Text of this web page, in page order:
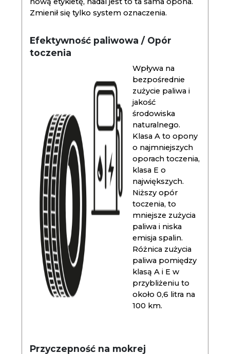
Zmienił się tylko system oznaczenia.
Efektywność paliwowa / Opór
toczenia
Wpływa na
bezpośrednie
zużycie paliwa i
jakość
środowiska
naturalnego.
Klasa A to opony
o najmniejszych
oporach toczenia,
klasa E o
największych.
Niższy opór
toczenia, to
mniejsze zużycia
paliwa i niska
emisja spalin.
Różnica zużycia
paliwa pomiędzy
klasą A i E w
przybliżeniu to
około 0,6 litra na
100 km.
Przyczepność na mokrej